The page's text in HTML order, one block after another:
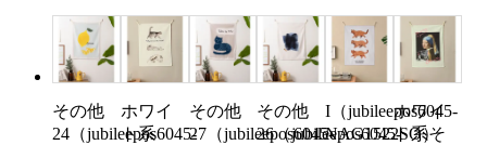
その他
24（jubileepos6045-
ホワイ
ト系
その他
27（jubileepos6045-
その他
26（jubileepos6045-
I（jubileepos6045-
NAG1522SO）
ホワイ
ト系そ